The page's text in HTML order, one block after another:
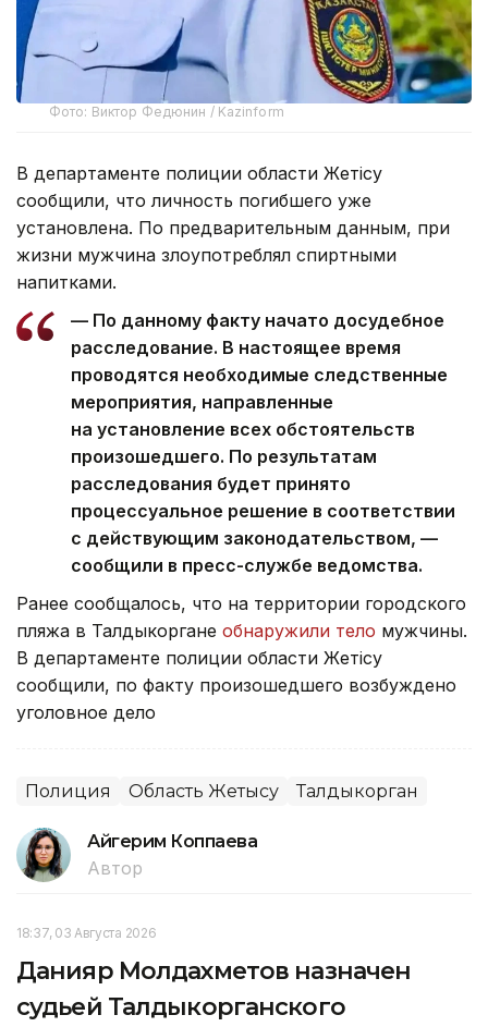
Фото: Виктор Федюнин / Kazinform
В департаменте полиции области Жетісу
сообщили, что личность погибшего уже
установлена. По предварительным данным, при
жизни мужчина злоупотреблял спиртными
напитками.
— По данному факту начато досудебное
расследование. В настоящее время
проводятся необходимые следственные
мероприятия, направленные
на установление всех обстоятельств
произошедшего. По результатам
расследования будет принято
процессуальное решение в соответствии
с действующим законодательством, —
сообщили в пресс-службе ведомства.
Ранее сообщалось, что на территории городского
пляжа в Талдыкоргане обнаружили тело мужчины.
В департаменте полиции области Жетісу
сообщили, по факту произошедшего возбуждено
уголовное дело
Полиция Область Жетысу Талдыкорган
Айгерим Коппаева
Автор
18:37, 03 Августа 2026
Данияр Молдахметов назначен
судьей Талдыкорганского